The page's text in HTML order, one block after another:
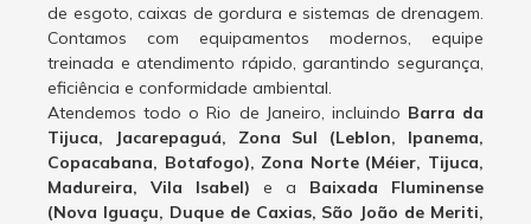
de esgoto, caixas de gordura e sistemas de drenagem.
Contamos com equipamentos modernos, equipe
treinada e atendimento rápido, garantindo segurança,
eficiência e conformidade ambiental.
Atendemos todo o Rio de Janeiro, incluindo Barra da
Tijuca, Jacarepaguá, Zona Sul (Leblon, Ipanema,
Copacabana, Botafogo), Zona Norte (Méier, Tijuca,
Madureira, Vila Isabel) e a Baixada Fluminense
(Nova Iguaçu, Duque de Caxias, São João de Meriti,